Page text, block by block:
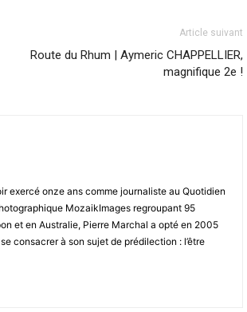
Article suivant
Route du Rhum | Aymeric CHAPPELLIER,
magnifique 2e !
exercé onze ans comme journaliste au Quotidien
MozaikImages regroupant 95
et en Australie, Pierre Marchal a opté en 2005
consacrer à son sujet de prédilection : l’être